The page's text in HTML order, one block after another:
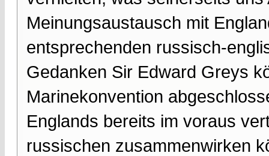
Meinungsaustausch mit
entsprechenden russisch-
Gedanken Sir Edward Greys
Marinekonvention
Englands bereits im voraus
russischen zusammenwirken